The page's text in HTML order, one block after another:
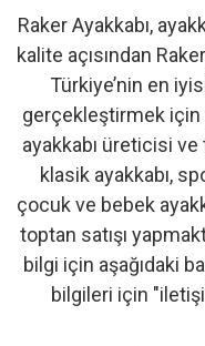
- İlk Adım & Bebek
- Babetler
Raker Ayakkabı,
kalite açısından
Türkiye’nin en
gerçekleştirmek için
ayakkabı üreticisi ve
klasik ayakkabı,
çocuk ve bebek
toptan satışı
bilgi için aşağıdaki
bilgileri için